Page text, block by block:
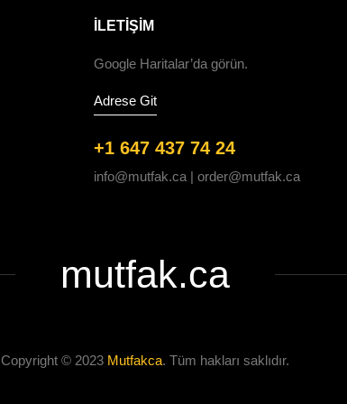
ILETIŞIM
Google Haritalar’da görün.
Adrese Git
+1 647 437 74 24
info@mutfak.ca | order@mutfak.ca
mutfak.ca
Copyright © 2023 Mutfakca. Tüm hakları saklıdır.